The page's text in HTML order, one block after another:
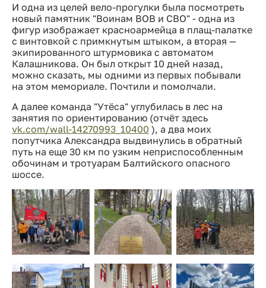
И одна из целей вело-прогулки была посмотреть
новый памятник "Воинам ВОВ и СВО" - одна из
фигур изображает красноармейца в плащ-палатке
с винтовкой с примкнутым штыком, а вторая —
экипированного штурмовика с автоматом
Калашникова. Он был открыт 10 дней назад,
можно сказать, мы одними из первых побывали
на этом мемориале. Почтили и помолчали.
А далее команда "Утёса" углубилась в лес на
занятия по ориентированию (отчёт здесь
vk.com/wall-14270993_10400 ), а два моих
попутчика Александра выдвинулись в обратный
путь на еще 30 км по узким неприспособленным
обочинам и тротуарам Балтийского опасного
шоссе.